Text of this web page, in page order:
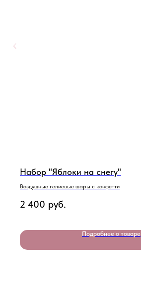
Набор "Яблоки на снегу"
Воздушные гелиевые шары с конфетти
2 400 руб.
Подробнее о товаре